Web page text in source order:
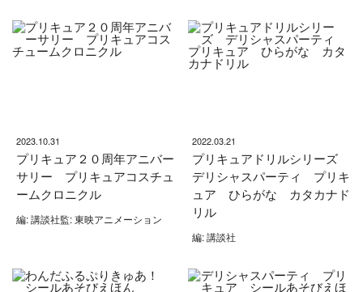
2023.10.31
プリキュア２０周年アニバー
サリー プリキュアコスチュ
ームクロニクル
編: 講談社監: 東映アニメーション
2022.03.21
プリキュアドリルシリーズ
デリシャスパーティ プリキ
ュア ひらがな カタカナド
リル
編: 講談社